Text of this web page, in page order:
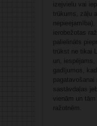
izejvielu vai
trūkums, zāļu
nepieejamība),
ierobežotas
palielināts
trūkst ne tikai
un,
gadījumos,
sastāvdaļas
vienām un
ražotnēm.